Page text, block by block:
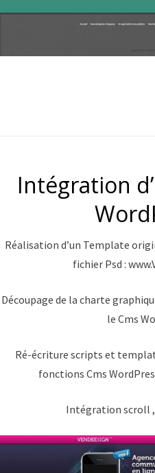
Intégration
Réalisation d’un Template
fichier Psd :
Découpage de la charte
le Cms
Ré-écriture scripts et
fonctions Cms
Intégration scroll ,